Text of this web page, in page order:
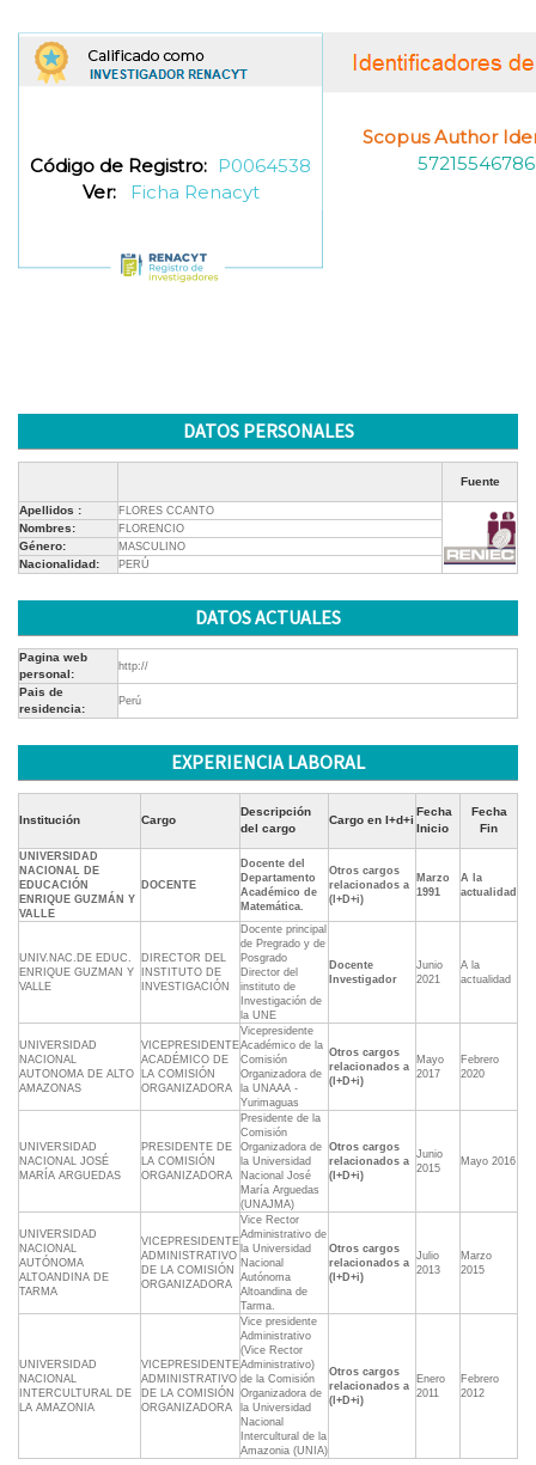
Código de Registro: P0064538
Ver:
Ficha Renacyt
Scopus Author
57215546786
DATOS PERSONALES
Fuente
Apellidos : FLORES CCANTO
Nombres: FLORENCIO
Género: MASCULINO
Nacionalidad: PERÚ
DATOS ACTUALES
Pagina web
personal:
http://
Pais de
residencia:
Perú
EXPERIENCIA LABORAL
Institución Cargo
Descripción
del cargo
Cargo en I+d+i
Fecha
Inicio
Fecha
Fin
UNIVERSIDAD
NACIONAL DE
EDUCACIÓN
ENRIQUE GUZMÁN Y
VALLE
DOCENTE
Docente del
Departamento
Académico de
Matemática.
Otros cargos
relacionados a
(I+D+i)
Marzo
1991
A la
actualidad
UNIV.NAC.DE EDUC.
ENRIQUE GUZMAN Y
VALLE
DIRECTOR DEL
INSTITUTO DE
INVESTIGACIÓN
Docente principal
de Pregrado y de
Posgrado
Director del
instituto de
Investigación de
la UNE
Docente
Investigador
Junio
2021
A la
actualidad
UNIVERSIDAD
NACIONAL
AUTONOMA DE ALTO
AMAZONAS
VICEPRESIDENTE
ACADÉMICO DE
LA COMISIÓN
ORGANIZADORA
Vicepresidente
Académico de la
Comisión
Organizadora de
la UNAAA -
Yurimaguas
Otros cargos
relacionados a
(I+D+i)
Mayo
2017
Febrero
2020
UNIVERSIDAD
NACIONAL JOSÉ
MARÍA ARGUEDAS
PRESIDENTE DE
LA COMISIÓN
ORGANIZADORA
Presidente de la
Comisión
Organizadora de
la Universidad
Nacional José
María Arguedas
(UNAJMA)
Otros cargos
relacionados a
(I+D+i)
Junio
2015
Mayo 2016
UNIVERSIDAD
NACIONAL
AUTÓNOMA
ALTOANDINA DE
TARMA
VICEPRESIDENTE
ADMINISTRATIVO
DE LA COMISIÓN
ORGANIZADORA
Vice Rector
Administrativo de
la Universidad
Nacional
Autónoma
Altoandina de
Tarma.
Otros cargos
relacionados a
(I+D+i)
Julio
2013
Marzo
2015
UNIVERSIDAD
NACIONAL
INTERCULTURAL DE
LA AMAZONIA
VICEPRESIDENTE
ADMINISTRATIVO
DE LA COMISIÓN
ORGANIZADORA
Vice presidente
Administrativo
(Vice Rector
Administrativo)
de la Comisión
Organizadora de
la Universidad
Nacional
Intercultural de la
Amazonia (UNIA)
Otros cargos
relacionados a
(I+D+i)
Enero
2011
Febrero
2012